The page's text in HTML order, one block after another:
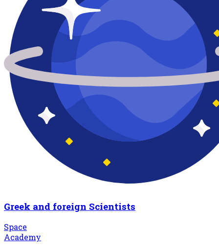
Greek and foreign Scientists
Space
Academy